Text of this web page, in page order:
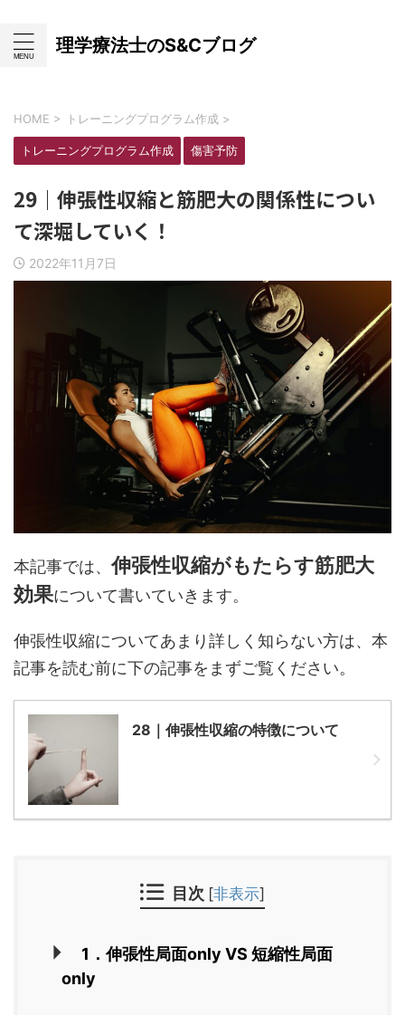
理学療法士のS&Cブログ
HOME > トレーニングプログラム作成 >
トレーニングプログラム作成 傷害予防
29｜伸張性収縮と筋肥大の関係性につい
て深堀していく！
2022年11月7日
本記事では、伸張性収縮がもたらす筋肥大
効果について書いていきます。
伸張性収縮についてあまり詳しく知らない方は、本
記事を読む前に下の記事をまずご覧ください。
28｜伸張性収縮の特徴について
目次 [非表示]
1．伸張性局面only VS 短縮性局面
only